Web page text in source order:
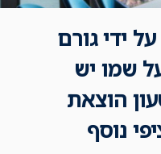
ידי גורם
שמו יש
הוצאת
נוסף